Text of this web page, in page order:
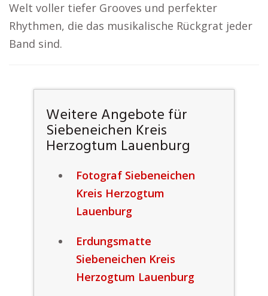
Welt voller tiefer Grooves und perfekter
Rhythmen, die das musikalische Rückgrat jeder
Band sind.
Weitere Angebote für
Siebeneichen Kreis
Herzogtum Lauenburg
Fotograf Siebeneichen
Kreis Herzogtum
Lauenburg
Erdungsmatte
Siebeneichen Kreis
Herzogtum Lauenburg